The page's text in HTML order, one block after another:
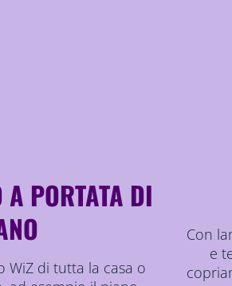
A PORTATA DI
WiZ di tutta la casa o
Con
e